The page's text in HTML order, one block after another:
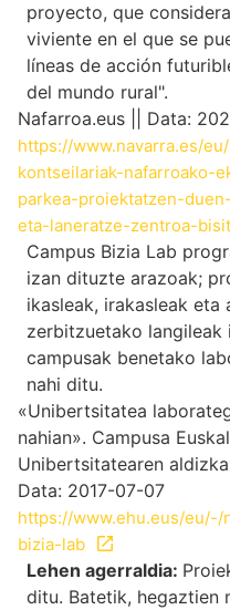
proyecto, que
viviente en el que se
líneas de acción
del mundo rural".
Nafarroa.eus || Data:
https://www.navarra.es/
kontseilariak-nafarroako-
parkea-proiektatzen-
eta-laneratze-zentroa-
Campus Bizia Lab
izan dituzte arazoak;
ikasleak, irakasleak eta
zerbitzuetako langileak
campusak benetako
nahi ditu.
«Unibertsitatea
nahian». Campusa
Unibertsitatearen
Data: 2017-07-07
https://www.ehu.eus/eu/-/
bizia-lab
Lehen agerraldia:
ditu. Batetik, hegaztien